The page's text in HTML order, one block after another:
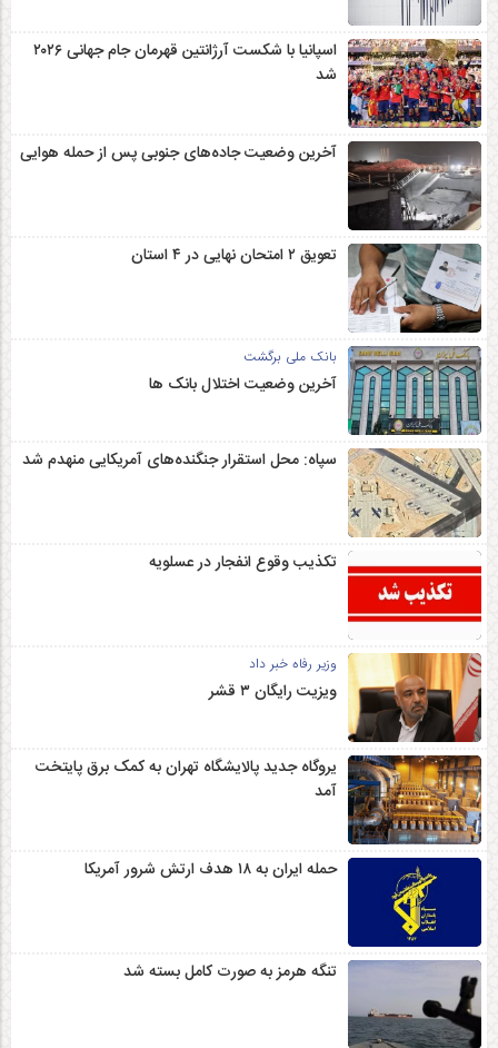
اسپانیا با شکست آرژانتین قهرمان جام جهانی ۲۰۲۶
شد
آخرین وضعیت جاده‌های جنوبی پس از حمله هوایی
تعویق ۲ امتحان نهایی در ۴ استان
بانک ملی برگشت
آخرین وضعیت اختلال بانک ها
سپاه: محل استقرار جنگنده‌های آمریکایی منهدم شد
تکذیب وقوع انفجار در عسلویه
وزیر رفاه خبر داد
ویزیت رایگان ۳ قشر
یروگاه جدید پالایشگاه تهران به کمک برق پایتخت
آمد
حمله ایران به ۱۸ هدف ارتش شرور آمریکا
تنگه هرمز به صورت کامل بسته شد